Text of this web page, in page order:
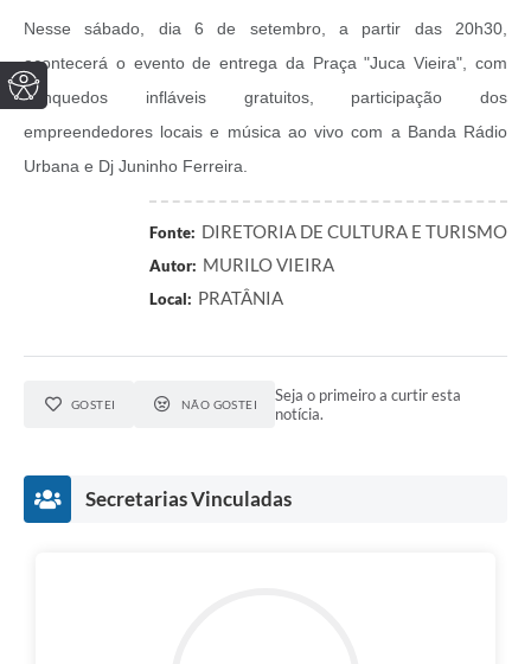
Nesse sábado, dia 6 de setembro, a partir das 20h30,
acontecerá o evento de entrega da Praça "Juca Vieira", com
brinquedos infláveis gratuitos, participação dos
empreendedores locais e música ao vivo com a Banda Rádio
Urbana e Dj Juninho Ferreira.
Fonte: DIRETORIA DE CULTURA E TURISMO
Autor: MURILO VIEIRA
Local: PRATÂNIA
GOSTEI NÃO GOSTEI
Seja o primeiro a curtir esta
notícia.
Secretarias Vinculadas